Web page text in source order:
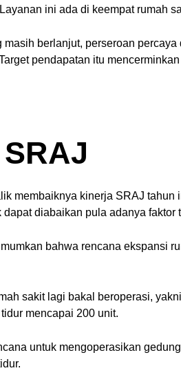
ini ada di keempat rumah
berlanjut, perseroan
pendapatan itu
membaiknya kinerja SRAJ
diabaikan pula adanya
bahwa rencana ekspansi
sakit lagi bakal beroperasi,
mencapai 200 unit.
untuk mengoperasikan